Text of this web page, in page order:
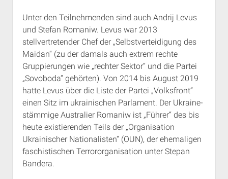
Rechte Termine im Süden
Rechte Termine München
dropdown
menu
a.i.d.a. e. V. unterstützen
Über a.i.d.a.
RSS-Feeds, Twitter & Facebook
Bibliothek
Kontakt & PGP-Key
Impressum
Unter den Teilnehmenden sind auch Andrij Levus
und Stefan Romaniw. Levus war 2013
stellvertretender Chef der „Selbstverteidigung des
Maidan“ (zu der damals auch extrem rechte
Gruppierungen wie „rechter Sektor“ und die Partei
„Sovoboda“ gehörten). Von 2014 bis August 2019
hatte Levus über die Liste der Partei „Volksfront“
einen Sitz im ukrainischen Parlament. Der Ukraine-
stämmige Australier Romaniw ist „Führer“ des bis
heute existierenden Teils der „Organisation
Ukrainischer Nationalisten“ (OUN), der ehemaligen
faschistischen Terrororganisation unter Stepan
Bandera.